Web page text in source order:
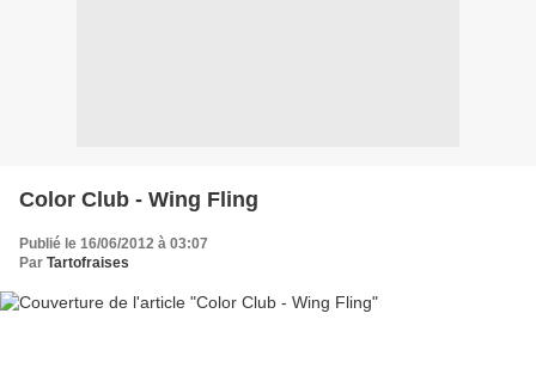
Color Club - Wing Fling
Publié le 16/06/2012 à 03:07
Par Tartofraises